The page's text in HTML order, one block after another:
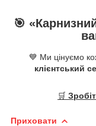
🎯 «
💙 Ми цінуємо
клієнтський
🛒
Приховати